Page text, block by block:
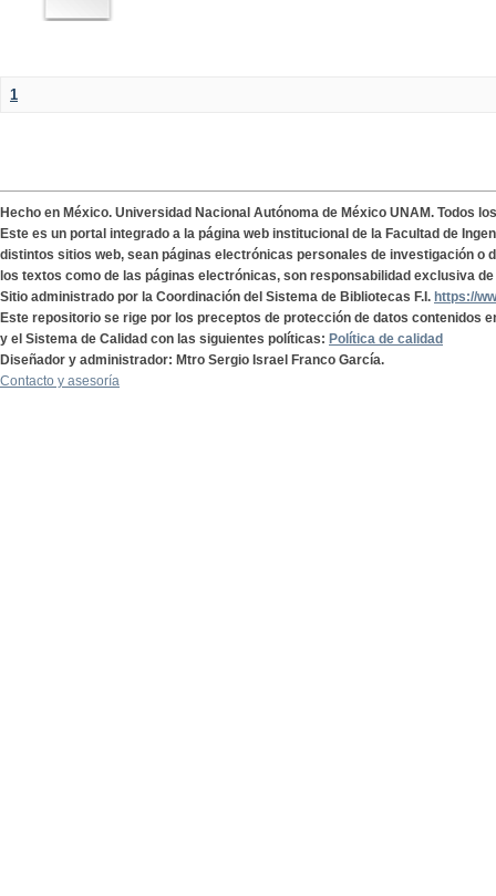
1
Hecho en México. Universidad Nacional Autónoma de México UNAM. Todos
Este es un portal integrado a la página web institucional de la Facultad de
distintos sitios web, sean páginas electrónicas personales de investigación o
los textos como de las páginas electrónicas, son responsabilidad exclusiva
Sitio administrado por la Coordinación del Sistema de Bibliotecas F.I. https://
Este repositorio se rige por los preceptos de protección de datos contenidos
y el Sistema de Calidad con las siguientes políticas: Política de calidad
Diseñador y administrador: Mtro Sergio Israel Franco García.
Contacto y asesoría